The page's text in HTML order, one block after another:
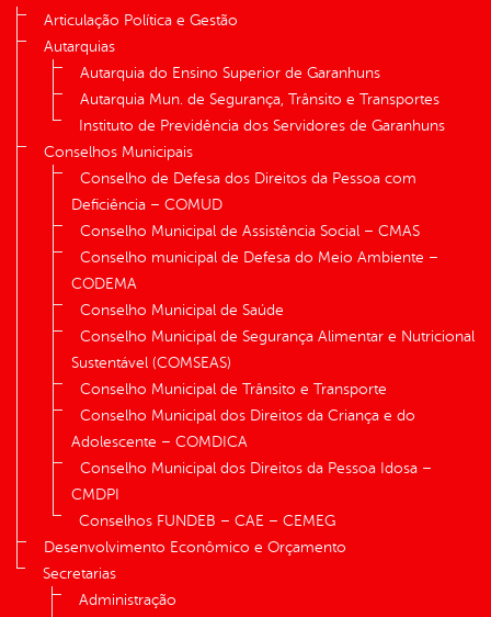
Articulação Política e Gestão
Autarquias
Autarquia do Ensino Superior de Garanhuns
Autarquia Mun. de Segurança, Trânsito e Transportes
Instituto de Previdência dos Servidores de Garanhuns
Conselhos Municipais
Conselho de Defesa dos Direitos da Pessoa com
Deficiência – COMUD
Conselho Municipal de Assistência Social – CMAS
Conselho municipal de Defesa do Meio Ambiente –
CODEMA
Conselho Municipal de Saúde
Conselho Municipal de Segurança Alimentar e Nutricional
Sustentável (COMSEAS)
Conselho Municipal de Trânsito e Transporte
Conselho Municipal dos Direitos da Criança e do
Adolescente – COMDICA
Conselho Municipal dos Direitos da Pessoa Idosa –
CMDPI
Conselhos FUNDEB – CAE – CEMEG
Desenvolvimento Econômico e Orçamento
Secretarias
Administração